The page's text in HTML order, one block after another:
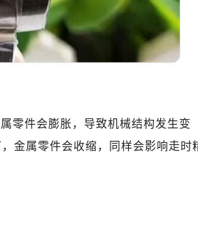
零件会膨胀，导致机械结构发生变
金属零件会收缩，同样会影响走时